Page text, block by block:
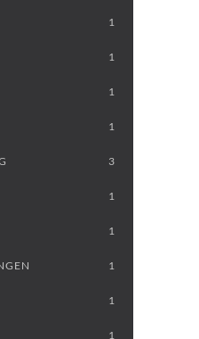
1
1
1
1
3
1
1
1
1
1